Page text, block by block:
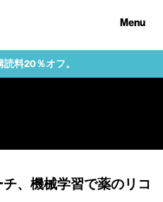
Menu
料20％オフ。
、機械学習で薬のリコ